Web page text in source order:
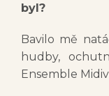
byl?
Bavilo mě
hudby,
Ensemble